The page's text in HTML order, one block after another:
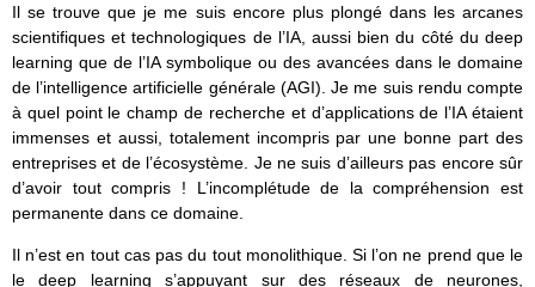
Il se trouve que je me suis encore plus plongé dans les arcanes
scientifiques et technologiques de l’IA, aussi bien du côté du deep
learning que de l’IA symbolique ou des avancées dans le domaine
de l’intelligence artificielle générale (AGI). Je me suis rendu compte
à quel point le champ de recherche et d’applications de l’IA étaient
immenses et aussi, totalement incompris par une bonne part des
entreprises et de l’écosystème. Je ne suis d’ailleurs pas encore sûr
d’avoir tout compris ! L’incomplétude de la compréhension est
permanente dans ce domaine.
Il n’est en tout cas pas du tout monolithique. Si l’on ne prend que le
le deep learning s’appuyant sur des réseaux de neurones,